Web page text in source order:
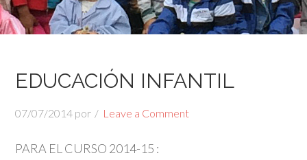
EDUCACIÓN INFANTIL
07/07/2014 por Leave a Comment
PARA EL CURSO 2014-15 :